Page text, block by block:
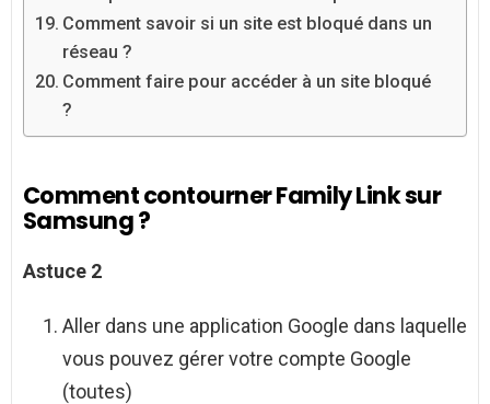
Comment savoir si un site est bloqué dans un
réseau ?
Comment faire pour accéder à un site bloqué
?
Comment contourner Family Link sur
Samsung ?
Astuce 2
Aller dans une application Google dans laquelle
vous pouvez gérer votre compte Google
(toutes)